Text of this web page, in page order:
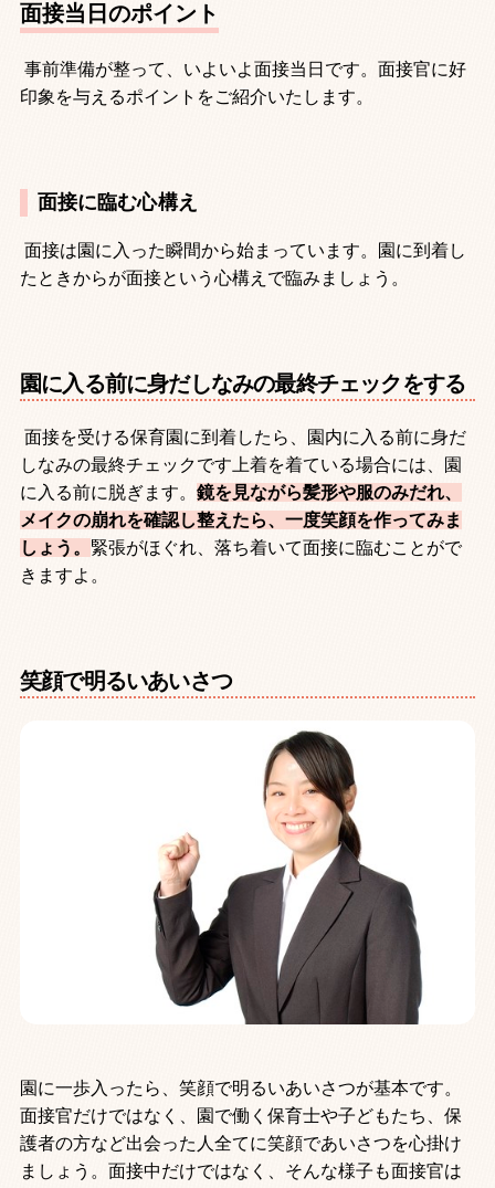
面接当日のポイント
事前準備が整って、いよいよ面接当日です。面接官に好
印象を与えるポイントをご紹介いたします。
面接に臨む心構え
面接は園に入った瞬間から始まっています。園に到着し
たときからが面接という心構えで臨みましょう。
園に入る前に身だしなみの最終チェックをする
面接を受ける保育園に到着したら、園内に入る前に身だ
しなみの最終チェックです上着を着ている場合には、園
に入る前に脱ぎます。 鏡を見ながら髪形や服のみだれ、
メイクの崩れを確認し整えたら、一度笑顔を作ってみま
しょう。 緊張がほぐれ、落ち着いて面接に臨むことがで
きますよ。
笑顔で明るいあいさつ
園に一歩入ったら、笑顔で明るいあいさつが基本です。
面接官だけではなく、園で働く保育士や子どもたち、保
護者の方など出会った人全てに笑顔であいさつを心掛け
ましょう。面接中だけではなく、そんな様子も面接官は